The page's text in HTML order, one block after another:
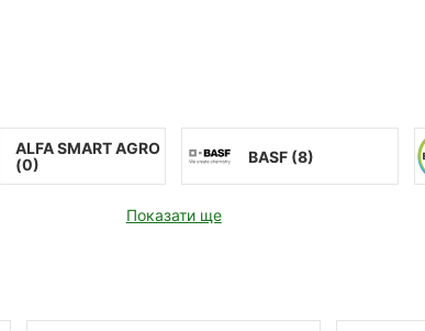
ALFA SMART AGRO
(0) BASF (8)
Показати ще